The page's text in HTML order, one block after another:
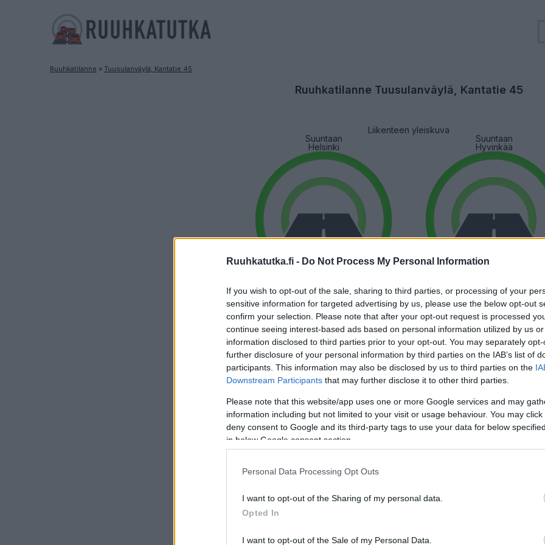
Ruuhkatutka.fi - Do Not Process My Personal Information
If you wish to opt-out of the sale, sharing to third parties, or processing of your
sensitive information for targeted advertising by us, please use the below opt-out
confirm your selection. Please note that after your opt-out request is processed
continue seeing interest-based ads based on personal information utilized by us
information disclosed to third parties prior to your opt-out. You may separately
further disclosure of your personal information by third parties on the IAB’s list of
participants. This information may also be disclosed by us to third parties on the
Downstream Participants that may further disclose it to other third parties.
Please note that this website/app uses one or more Google services and may
information including but not limited to your visit or usage behaviour. You may
deny consent to Google and its third-party tags to use your data for below
in below Google consent section.
Personal Data Processing Opt Outs
I want to opt-out of the Sharing of my personal data.
Opted In
I want to opt-out of the Sale of my Personal Data.
Ruuhkatilanne » Tuusulanväylä, Kantatie 45
Ruuhkatilanne Tuusulanväylä, Kantatie 45
Liikenteen yleiskuva
Suuntaan
Helsinki
Liikenne sujuvaa
Keskinopeus
84 km/h(±0 km/h)
Liikennemäärä
1233 kpl/h
Suuntaan
Hyvinkää
Liikenne sujuvaa
Keskinopeus
86 km/h(±0 km/h)
Liikennemäärä
1464 kpl/h
Yleiskuva on keskimääräinen liikennetilanne tien kaikilta mittauspisteiltä
Tien mittauspisteet
Helsinki
Sujuvaa
Helsinki, Oulunkylä
Helsinki